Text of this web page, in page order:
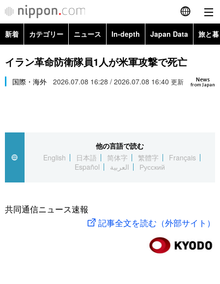
English
简体字
繁體字
العربية
社会
旅と暮らし
新着 カテゴリー ニュース In-depth Japan Data 旅と
政治・外交
経済・ビジネス
社会
文化
科学・技術
暮らし
Topics
Images
お知らせ
イラン革命防衛隊員1人が米軍攻撃で死亡
News
from Japan
国際・海外 2026.07.08 16:28 / 2026.07.08 16:40 更新
他の言語で読む
English
日本語 简体字 繁體字
Français
Español
العربية Русский
共同通信ニュース速報
記事全文を読む（外部サイト）